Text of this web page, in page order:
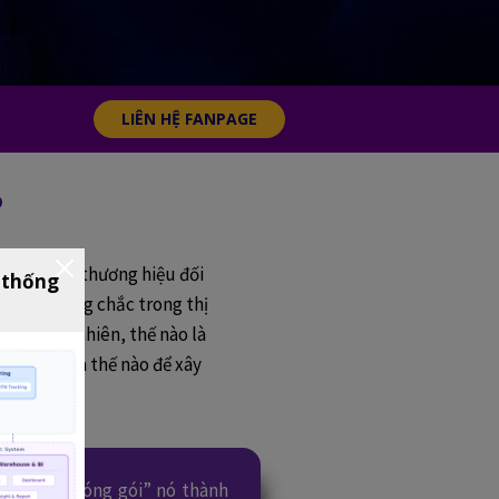
LIÊN HỆ FANPAGE
dựng thương hiệu đối
đứng vững chắc trong thị
Tuy nhiên, thế nào là
và làm thế nào để xây
cách “đóng gói” nó thành
thống